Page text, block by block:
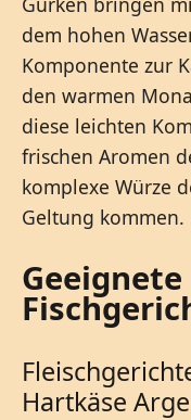
dem hohen
Komponente zur
den warmen
diese leichten
frischen Aromen
komplexe Würze
Geltung kommen.
Hartkäse